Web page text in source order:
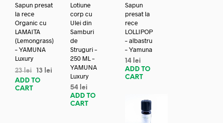
Sapun presat
la rece
Organic cu
LAMAITA
(Lemongrass)
– YAMUNA
Luxury
23lei 13
lei
ADD TO
CART
Lotiune
corp cu
Ulei din
Samburi
de
Struguri –
250 ML –
YAMUNA
Luxury
54 lei
ADD TO
CART
Sapun
presat la
rece
LOLLIPOP
– albastru
– Yamuna
14 lei
ADD TO
CART